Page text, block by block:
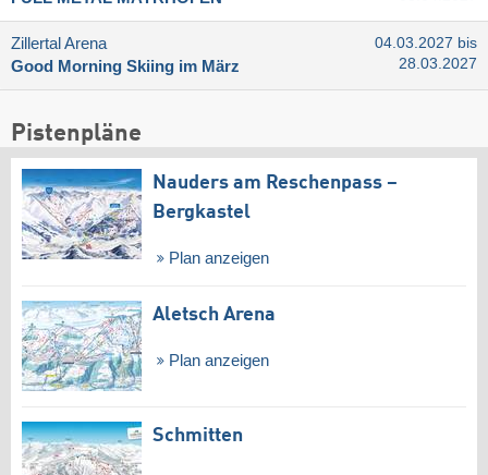
Zillertal Arena
Good Morning Skiing im März
04.03.2027 bis
28.03.2027
Pistenpläne
Nauders am Reschenpass –
Bergkastel
Plan anzeigen
Aletsch Arena
Plan anzeigen
Schmitten